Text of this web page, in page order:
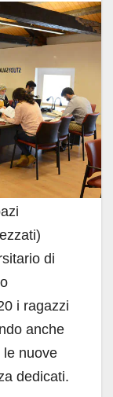
di
i ragazzi
anche
le nuove
dedicati.